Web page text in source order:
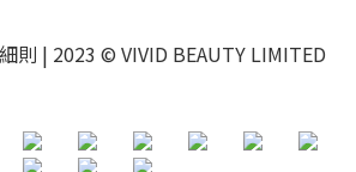
則 | 2023 © VIVID BEAUTY LIMITED